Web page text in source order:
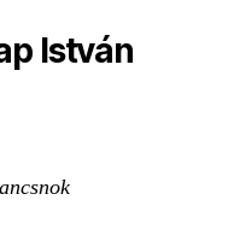
István